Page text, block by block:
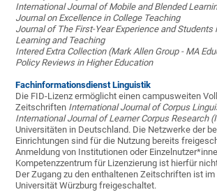
International Journal of Mobile and Blended
Journal on Excellence in College Teaching
Journal of The First-Year Experience and Students
Learning and Teaching
Intered Extra Collection (Mark Allen Group - MA
Policy Reviews in Higher Education
Fachinformationsdienst Linguistik
Die FID-Lizenz ermöglicht einen campusweiten
Zeitschriften International Journal of Corpus
International Journal of Learner Corpus Research
Universitäten in Deutschland. Die Netzwerke der
Einrichtungen sind für die Nutzung bereits
Anmeldung von Institutionen oder
Kompetenzzentrum für Lizenzierung ist hierfür
Der Zugang zu den enthaltenen Zeitschriften ist
Universität Würzburg freigeschaltet.